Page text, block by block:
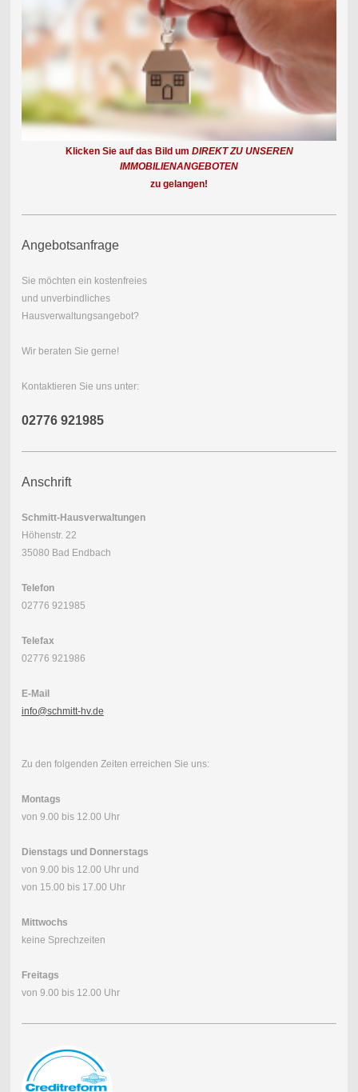
Klicken Sie auf das Bild um DIREKTZU UNSEREN
IMMOBILIENANGEBOTEN
zu gelangen!
Angebotsanfrage
Sie möchten ein kostenfreies
und unverbindliches
Hausverwaltungsangebot?
Wir beraten Sie gerne!
Kontaktieren Sie uns unter:
02776 921985
Anschrift
Schmitt-Hausverwaltungen
Höhenstr. 22
35080 Bad Endbach
Telefon
02776 921985
Telefax
02776 921986
E-Mail
info@schmitt-hv.de
Zu den folgenden Zeiten erreichen Sie uns:
Montags
von 9.00 bis 12.00 Uhr
Dienstags und Donnerstags
von 9.00 bis 12.00 Uhr und
von 15.00 bis 17.00 Uhr
Mittwochs
keine Sprechzeiten
Freitags
von 9.00 bis 12.00 Uhr